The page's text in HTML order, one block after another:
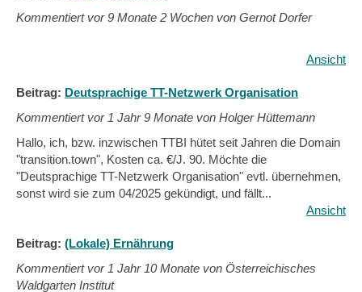
Kommentiert vor9 Monate 2 Wochen von Gernot Dorfer
Ansicht
Beitrag: Deutsprachige TT-Netzwerk Organisation
Kommentiert vor 1 Jahr 9 Monate von Holger Hüttemann
Hallo, ich, bzw. inzwischen TTBI hütet seit Jahren die Domain
"transition.town", Kosten ca. €/J. 90. Möchte die
"Deutsprachige TT-Netzwerk Organisation" evtl. übernehmen,
sonst wird sie zum 04/2025 gekündigt, und fällt...
Ansicht
Beitrag: (Lokale) Ernährung
Kommentiert vor 1 Jahr 10 Monate von Österreichisches
Waldgarten Institut